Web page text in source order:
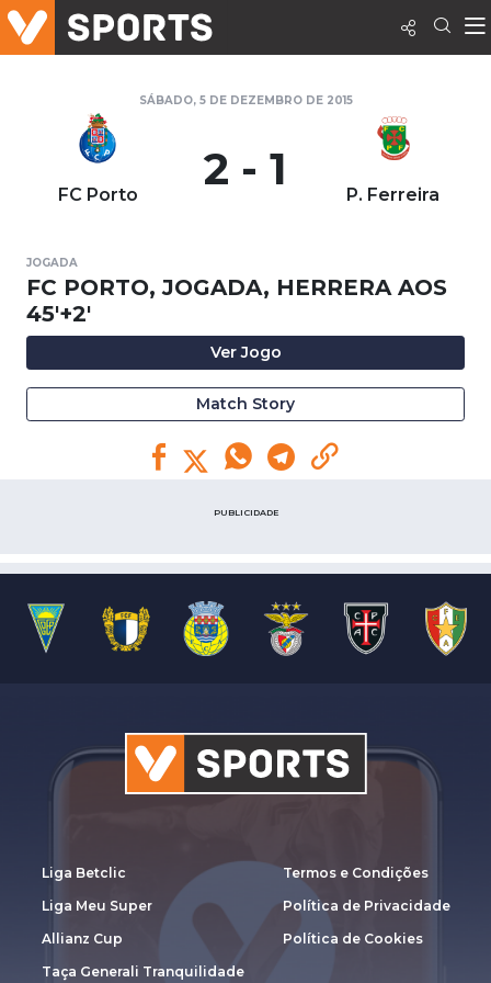
SÁBADO, 5 DE DEZEMBRO DE 2015
FC Porto 2 - 1 P. Ferreira
JOGADA
FC PORTO, JOGADA, HERRERA AOS
45'+2'
Ver Jogo
Match Story
PUBLICIDADE
Liga Betclic
Liga Meu Super
Allianz Cup
Taça Generali Tranquilidade
Termos e Condições
Política de Privacidade
Política de Cookies